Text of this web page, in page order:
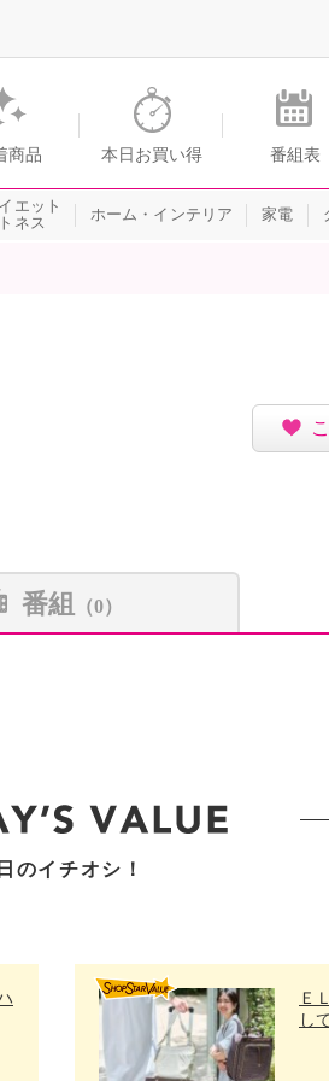
ピングのショップチャンネル
商品 本日お買い得 番組表
エット
ネス
ホーム・インテリア 家電
番組 （0）
のイチオシ！
Ｅ
し